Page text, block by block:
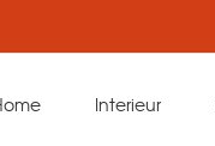
Interieur